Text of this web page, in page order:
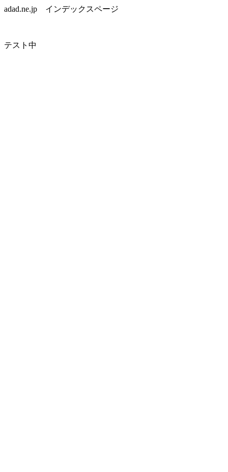
adad.ne.jp インデックスページ
テスト中